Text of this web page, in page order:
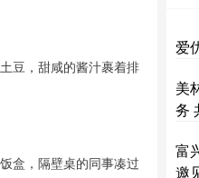
豆，甜咸的酱汁裹着排
盒，隔壁桌的同事凑过
爱
美
务
富
邀